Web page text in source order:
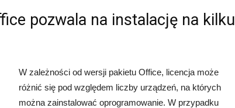
pozwala na instalację na kilku
W zależności od wersji pakietu Office, licencja może
różnić się pod względem liczby urządzeń, na których
można zainstalować oprogramowanie. W przypadku